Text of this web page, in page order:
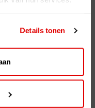
Details tonen